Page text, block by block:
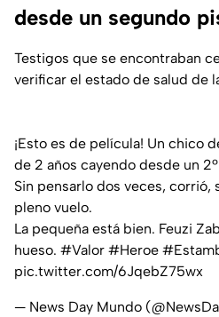
desde un segundo
Testigos que se encontraban
verificar el estado de salud de
¡Esto es de película! Un chico
de 2 años cayendo desde un
Sin pensarlo dos veces, corrió,
pleno vuelo.
La pequeña está bien. Feuzi
hueso. #Valor #Heroe
pic.twitter.com/6JqebZ75wx
— News Day Mundo